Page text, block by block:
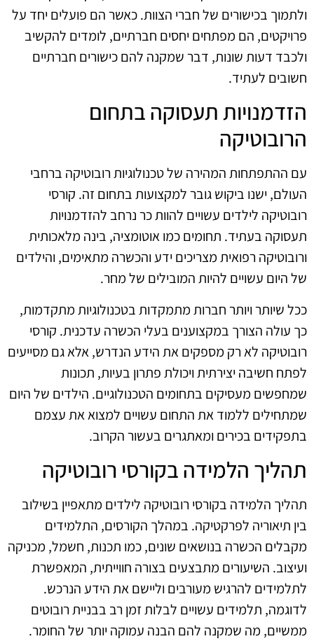
ולתמוך בכישורים של חברי הצוות. כאשר הם פועלים יחד על
פרויקטים, הם מפתחים יחסים חברתיים, לומדים להקשיב
ולכבד דעות שונות, דבר שמקנה להם כישורים חברתיים
חשובים לעתיד.
הזדמנויות תעסוקה בתחום
הרובוטיקה
עם ההתפתחות המהירה של טכנולוגיות רובוטיקה ברחבי
העולם, ישנו ביקוש גובר למקצועות בתחום זה. קורסי
רובוטיקה לילדים עשויים להוות כר נרחב להזדמנויות
תעסוקה בעתיד. תחומים כמו אוטומציה, בינה מלאכותית
ורובוטיקה רפואית מצריכים ידע והכשרה מתאימים, והילדים
של היום עשויים להיות המובילים של מחר.
ככל שיותר ויותר חברות מתמקדות בטכנולוגיות מתקדמות,
כך עולה הצורך במקצוענים בעלי הכשרה עדכנית. קורסי
רובוטיקה לא רק מספקים את הידע הנדרש, אלא גם מסייעים
לפתח חשיבה יצירתית ויכולת פתרון בעיות, תכונות
שמחפשים מעסיקים בתחומים הטכנולוגיים. הילדים של היום
שמתחילים ללמוד את התחום עשויים למצוא את עצמם
בתפקידים בכירים ומאתגרים בעשור הקרוב.
תהליך הלמידה בקורסי רובוטיקה
תהליך הלמידה בקורסי רובוטיקה לילדים מתאפיין בשילוב
בין תיאוריה לפרקטיקה. במהלך הקורסים, התלמידים
מקבלים הכשרה בנושאים שונים, כמו תכנות, חשמל, מכניקה
ועיצוב. השיעורים מתבצעים בצורה חווייתית, המאפשרת
לתלמידים להרגיש מעורבים וליישם את הידע הנרכש.
לדוגמה, תלמידים עשויים לבלות זמן רב בבניית רובוטים
ממשיים, מה שמקנה להם הבנה עמוקה יותר של החומר.